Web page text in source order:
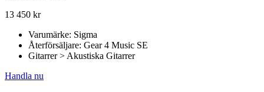
13 450 kr
Varumärke: Sigma
Återförsäljare: Gear 4 Music SE
Gitarrer > Akustiska Gitarrer
Handla nu